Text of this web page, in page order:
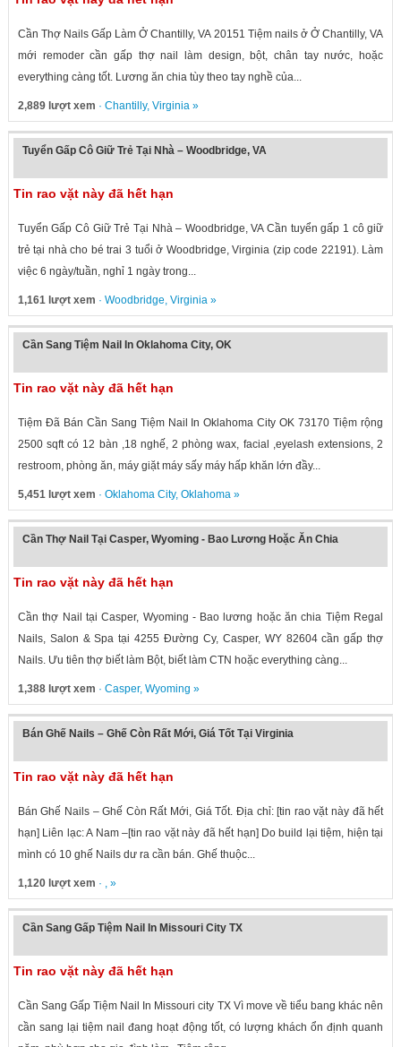
Cần Thợ Nails Gấp Làm Ở Chantilly, VA 20151 Tiệm nails ở Ở Chantilly, VA
mới remoder cần gấp thợ nail làm design, bột, chân tay nước, hoặc
everything càng tốt. Lương ăn chia tùy theo tay nghề của...
2,889 lượt xem · Chantilly, Virginia»
Tuyển Gấp Cô Giữ Trẻ Tại Nhà – Woodbridge, VA
Tin rao vặt này đã hết hạn
Tuyển Gấp Cô Giữ Trẻ Tại Nhà – Woodbridge, VA Cần tuyển gấp 1 cô giữ
trẻ tại nhà cho bé trai 3 tuổi ở Woodbridge, Virginia (zip code 22191). Làm
việc 6 ngày/tuần, nghỉ 1 ngày trong...
1,161 lượt xem · Woodbridge, Virginia»
Cần Sang Tiệm Nail In Oklahoma City, OK
Tin rao vặt này đã hết hạn
Tiệm Đã Bán Cần Sang Tiệm Nail In Oklahoma City OK 73170 Tiệm rộng
2500 sqft có 12 bàn ,18 nghế, 2 phòng wax, facial ,eyelash extensions, 2
restroom, phòng ăn, máy giặt máy sấy máy hấp khăn lớn đầy...
5,451 lượt xem · Oklahoma City, Oklahoma»
Cần Thợ Nail Tại Casper, Wyoming - Bao Lương Hoặc Ăn Chia
Tin rao vặt này đã hết hạn
Cần thợ Nail tại Casper, Wyoming - Bao lương hoặc ăn chia Tiệm Regal
Nails, Salon & Spa tại 4255 Đường Cy, Casper, WY 82604 cần gấp thợ
Nails. Ưu tiên thợ biết làm Bột, biết làm CTN hoặc everything càng...
1,388 lượt xem · Casper, Wyoming »
Bán Ghế Nails – Ghế Còn Rất Mới, Giá Tốt Tại Virginia
Tin rao vặt này đã hết hạn
Bán Ghế Nails – Ghế Còn Rất Mới, Giá Tốt. Địa chỉ: [tin rao vặt này đã hết
hạn] Liên lạc: A Nam –[tin rao vặt này đã hết hạn] Do build lại tiệm, hiện tại
mình có 10 ghế Nails dư ra cần bán. Ghế thuộc...
1,120 lượt xem · , »
Cần Sang Gấp Tiệm Nail In Missouri City TX
Tin rao vặt này đã hết hạn
Cần Sang Gấp Tiệm Nail In Missouri city TX Vì move về tiểu bang khác nên
cần sang lại tiệm nail đang hoạt động tốt, có lượng khách ổn định quanh